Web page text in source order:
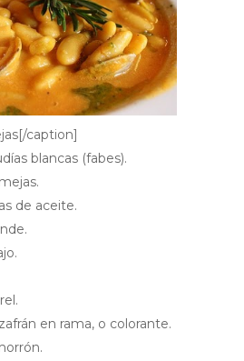
caption]
blancas (fabes).
de aceite.
en rama, o colorante.